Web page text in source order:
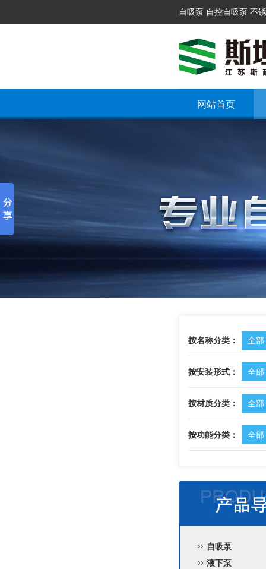
自吸泵 自控自吸泵 不
网站首页
按名称分类： 全部
按安装形式： 全部
按材质分类： 全部
按功能分类： 全部
自吸泵
液下泵